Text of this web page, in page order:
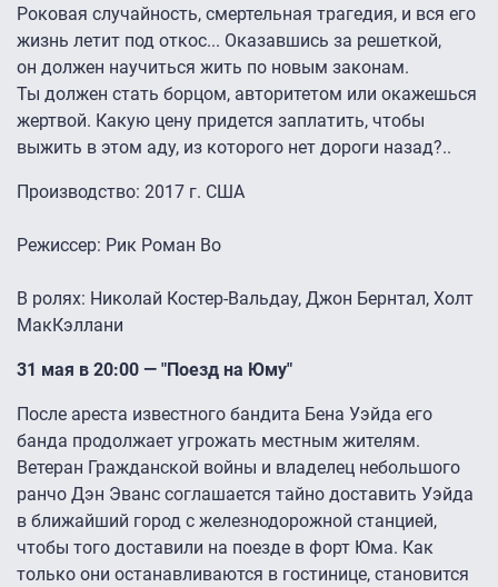
Роковая случайность, смертельная трагедия, и вся его
жизнь летит под откос... Оказавшись за решеткой,
он должен научиться жить по новым законам.
Ты должен стать борцом, авторитетом или окажешься
жертвой. Какую цену придется заплатить, чтобы
выжить в этом аду, из которого нет дороги назад?..
Производство: 2017 г. США
Режиссер: Рик Роман Во
В ролях: Николай Костер-Вальдау, Джон Бернтал, Холт
МакКэллани
31 мая в 20:00 — "Поезд на Юму"
После ареста известного бандита Бена Уэйда его
банда продолжает угрожать местным жителям.
Ветеран Гражданской войны и владелец небольшого
ранчо Дэн Эванс соглашается тайно доставить Уэйда
в ближайший город с железнодорожной станцией,
чтобы того доставили на поезде в форт Юма. Как
только они останавливаются в гостинице, становится